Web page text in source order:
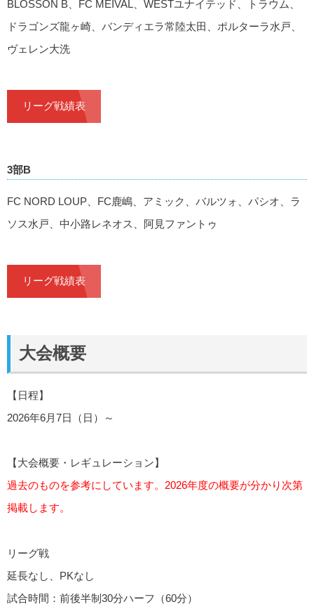
BLOSSON B、FC MEIVAL、WESTユナイテッド、トラウム、
ドラゴンズ龍ヶ崎、バンディエラ常陸太田、ポルターラ水戸、
ヴェレン大洗
リーグ戦績表
3部B
FC NORD LOUP、FC鹿嶋、アミック、バルツォ、パシオ、ラ
ソス水戸、中小路レネオス、阿見ファントゥ
リーグ戦績表
大会概要
【日程】
2026年6月7日（日）～
【大会概要・レギュレーション】
過去のものを参考にしています。2026年度の概要が分かり次第
掲載します。
リーグ戦
延長なし、PKなし
試合時間：前後半制30分ハーフ（60分）